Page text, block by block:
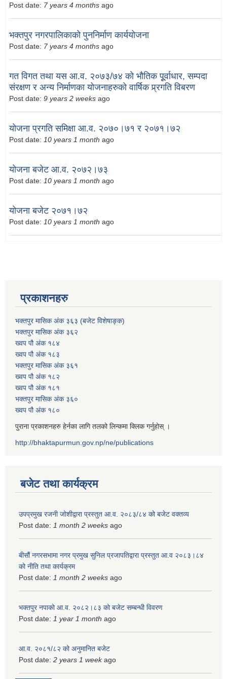
Post date: 7 years 4 months ago
भक्तपुर नगरपालिकाको पुननिर्माण कार्ययोजना
Post date: 7 years 4 months ago
गत विगत तथा यस आ.व. २०७३/७४ को भौतिक पूूर्वाधार, सम्पदा
संरक्षण र अन्य निर्माणका योजनाहरुको वार्षिक प्र्रगति विबरण
Post date: 9 years 2 weeks ago
योजना प्रगति समिक्षा आ.व. २०७०।७१ र २०७१।७२
Post date: 10 years 1 month ago
योजना बजेट आ.व. २०७२।७३
Post date: 10 years 1 month ago
योजना बजेट २०७१।७२
Post date: 10 years 1 month ago
प्रकाशनहरु
भक्तपुर मासिक अंक ३६३ (बजेट विशेषाङ्क)
भक्तपुर मासिक अंक ३६२
ख्वप पौ अंक १८४
ख्वप पौ अंक १८३
भक्तपुर मासिक अंक ३६१
ख्वप पौ अंक १८२
ख्वप पौ अंक १८१
भक्तपुर मासिक अंक ३६०
ख्वप पौ अंक १८०
पुराना प्रकाशनहरु हेर्नका लागि तलको लिन्कमा क्लिक गर्नुहोस् ।
http://bhaktapurmun.gov.np/ne/publications
बजेट तथा कार्यक्रम
उपप्रमुख रजनी जोशीद्वारा प्रस्तुत आ.व. २०८३/८४ को बजेट वक्तव्य
Post date: 1 month 2 weeks ago
बीसौं नगरसभामा नगर प्रमुख सुनिल प्रजापतिद्वारा प्रस्तुत आ.व‍ २०८३।८४
को नीति तथा कार्यक्रम
Post date: 1 month 2 weeks ago
भक्तपुर नपाको आ.व. २०८२।८३ को बजेट सम्बन्धी विवरण
Post date: 1 year 1 month ago
आ.व. २०८१/८२ को अनुमानित बजेट
Post date: 2 years 1 weekago